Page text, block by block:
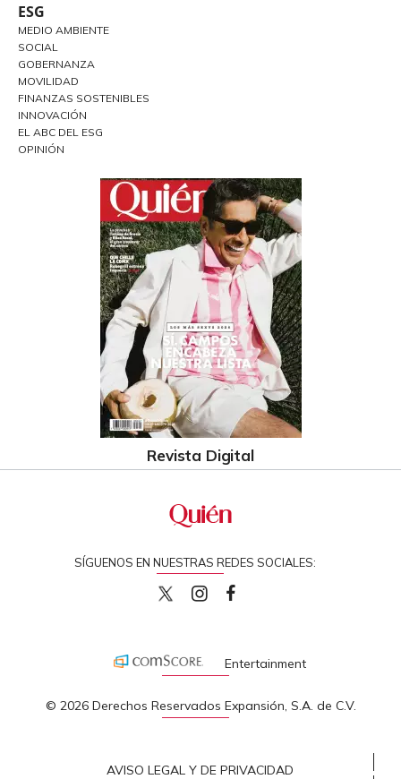
ESG
MEDIO AMBIENTE
SOCIAL
GOBERNANZA
MOVILIDAD
FINANZAS SOSTENIBLES
INNOVACIÓN
EL ABC DEL ESG
OPINIÓN
Revista Digital
AVISO LEGAL Y DE PRIVACIDAD
SÍGUENOS EN NUESTRAS REDES SOCIALES:
quiencom
Entertainment
© 2026 Derechos Reservados Expansión, S.A. de C.V.